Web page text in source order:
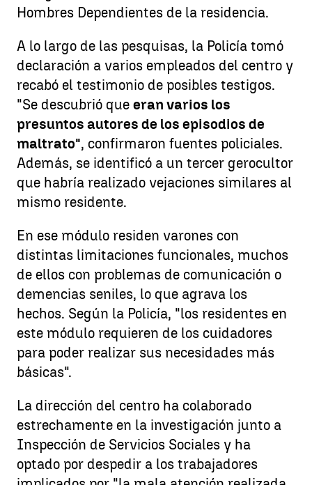
Hombres Dependientes de la residencia.
A lo largo de las pesquisas, la Policía tomó
declaración a varios empleados del centro y
recabó el testimonio de posibles testigos.
"Se descubrió que eran varios los
presuntos autores de los episodios de
maltrato", confirmaron fuentes policiales.
Además, se identificó a un tercer gerocultor
que habría realizado vejaciones similares al
mismo residente.
En ese módulo residen varones con
distintas limitaciones funcionales, muchos
de ellos con problemas de comunicación o
demencias seniles, lo que agrava los
hechos. Según la Policía, "los residentes en
este módulo requieren de los cuidadores
para poder realizar sus necesidades más
básicas".
La dirección del centro ha colaborado
estrechamente en la investigación junto a
Inspección de Servicios Sociales y ha
optado por despedir a los trabajadores